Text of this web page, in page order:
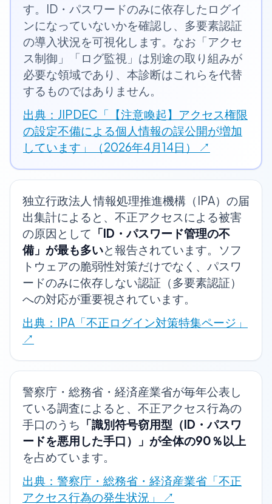
す。ID・パスワードのみに依存したログイ
ンになっていないかを確認し、多要素認証
の導入状況を可視化します。なお「アクセ
ス制御」「ログ監視」は別途の取り組みが
必要な領域であり、本診断はこれらを代替
するものではありません。
出典：JIPDEC「【注意喚起】アクセス権限
の設定不備による個人情報の誤公開が増加
しています」（2026年4月14日） ↗
独立行政法人 情報処理推進機構（IPA）の届
出集計によると、不正アクセスによる被害
の原因として 「ID・パスワード管理の不
備」が最も多いと報告されています。ソフ
トウェアの脆弱性対策だけでなく、パスワ
ードのみに依存しない認証（多要素認証）
への対応が重要視されています。
出典：IPA「不正ログイン対策特集ページ」
↗
警察庁・総務省・経済産業省が毎年公表し
ている調査によると、不正アクセス行為の
手口のうち 「識別符号窃用型（ID・パスワ
ードを悪用した手口）」が全体の90％以上
を占めています。
出典：警察庁・総務省・経済産業省「不正
アクセス行為の発生状況」 ↗